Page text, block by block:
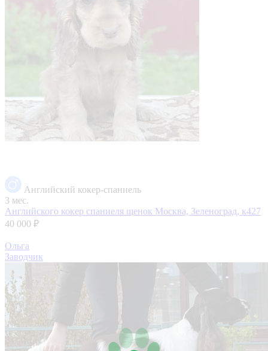
Английский кокер-спаниель
3 мес.
Английского кокер спаниеля щенок Москва, Зеленоград, к427
40 000 ₽
Ольга
Заводчик